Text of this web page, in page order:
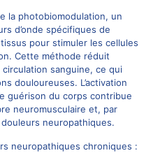
la photobiomodulation, un
d’onde spécifiques de
pour stimuler les cellules
Cette méthode réduit
circulation sanguine, ce qui
douloureuses. L’activation
guérison du corps contribue
neuromusculaire et, par
neuropathiques.
neuropathiques chroniques :